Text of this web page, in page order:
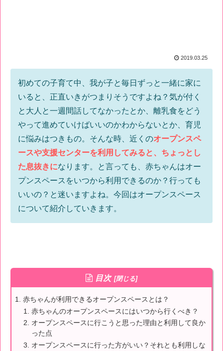
2019.03.25
初めての子育て中、我が子と毎日ずっと一緒に家に
いると、正直いきがつまりそうですよね？気が付く
と大人と一週間話してなかったとか、離乳食をどう
やって進めていけばいいのかわからないとか、育児
に悩みはつきもの。そんな時、近くのオープンスペ
ースや支援センターを利用してみると、ちょっとし
た息抜きになります。と言っても、赤ちゃんはオー
プンスペースをいつから利用できるのか？行っても
いいの？と迷いますよね。今回はオープンスペース
について紹介していきます。
目次
赤ちゃんが利用できるオープンスペースとは？
赤ちゃんのオープンスペースにはいつから行くべき？
オープンスペースに行こうと思った理由と利用して良か
った点
オープンスペースに行った方がいい？それとも利用しな